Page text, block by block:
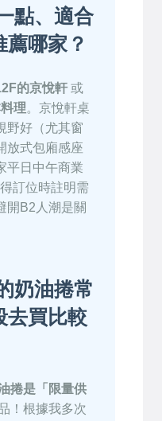
點、適合
哪家？
的京悅軒 或
理。京悅軒桌
野好（尤其窗
放式包廂感座
平日中午商業
訂位時註明需
開B2人潮是關
奶油捲常
去買比較
捲是「限量供
！根據我多次